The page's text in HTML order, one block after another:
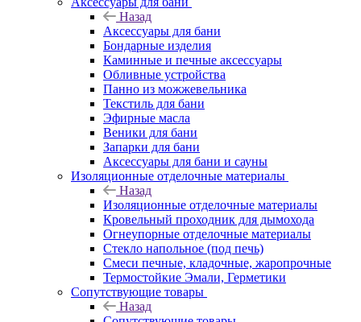
Назад
Аксессуары для бани
Бондарные изделия
Каминные и печные аксессуары
Обливные устройства
Панно из можжевельника
Текстиль для бани
Эфирные масла
Веники для бани
Запарки для бани
Аксессуары для бани и сауны
Изоляционные отделочные материалы
Назад
Изоляционные отделочные материалы
Кровельный проходник для дымохода
Огнеупорные отделочные материалы
Стекло напольное (под печь)
Смеси печные, кладочные, жаропрочные
Термостойкие Эмали, Герметики
Сопутствующие товары
Назад